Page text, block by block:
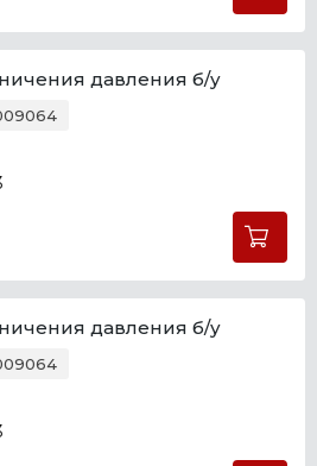
давления б/у
давления б/у